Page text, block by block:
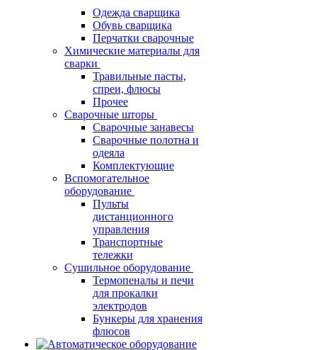
Одежда сварщика
Обувь сварщика
Перчатки сварочные
Химические материалы для
сварки
Травильные пасты,
спреи, флюсы
Прочее
Сварочные шторы
Сварочные занавесы
Сварочные полотна и
одеяла
Комплектующие
Вспомогательное
оборудование
Пульты
дистанционного
управления
Транспортные
тележки
Сушильное оборудование
Термопеналы и печи
для прокалки
электродов
Бункеры для хранения
флюсов